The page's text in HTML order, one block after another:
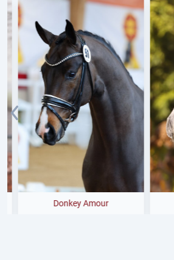
Donkey Amour